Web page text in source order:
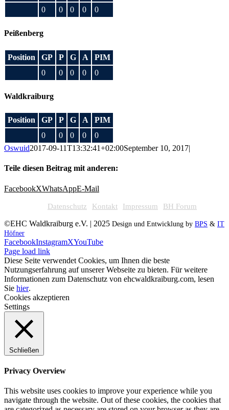
0
0 0 0 0
Peißenberg
Position GP P G A
PIM
0
0 0 0 0
Waldkraiburg
Position GP P G A
PIM
0
0 0 0
0
Oswuid2017-09-11T13:32:41+02:00September 10, 2017|
Teile diesen Beitrag mit anderen:
FacebookXWhatsAppE-Mail
Datenschutz Kontakt Impressum BH Forum
©EHC Waldkraiburg e.V. | 2025 Design und Entwicklung by BPS & IT
Höfner
FacebookInstagramXYouTube
Page load link
Diese Seite verwendet Cookies, um Ihnen die beste
Nutzungserfahrung auf unserer Webseite zu bieten. Für weitere
Informationen zum Datenschutz von ehcwaldkraiburg.com, lesen
Sie hier.
Cookies akzeptieren
Settings
Schließen
Privacy Overview
This website uses cookies to improve your experience while you
navigate through the website. Out of these cookies, the cookies that